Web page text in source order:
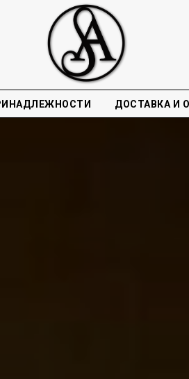
ДОСТАВКА И